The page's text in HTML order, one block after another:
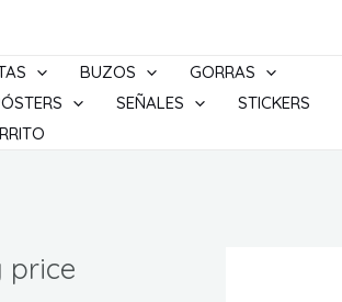
BUZOS
GORRAS
SEÑALES
STICKERS
price